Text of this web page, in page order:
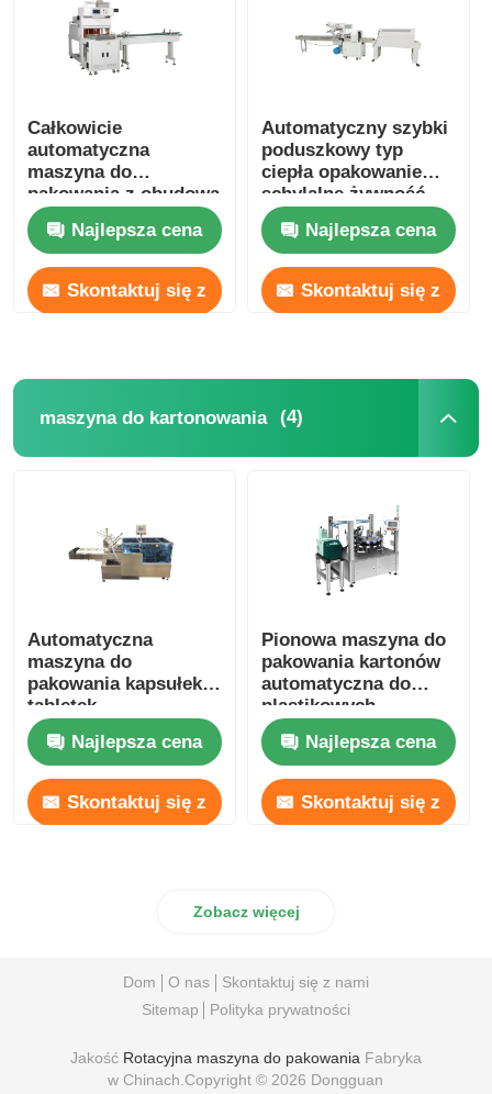
Całkowicie
automatyczna
maszyna do
pakowania z obudową
z kurczącym się
podgrzewaniem 220V
380V
Najlepsza cena
Skontaktuj się z
Automatyczny szybki
poduszkowy typ
ciepła opakowanie
schylalne żywność
napoje
Najlepsza cena
Skontaktuj się z
maszyna do kartonowania (4)
Automatyczna
maszyna do
pakowania kapsułek
tabletek
Najlepsza cena
Skontaktuj się z
Pionowa maszyna do
pakowania kartonów
automatyczna do
plastikowych
kapsułek kawy
NespressoNajlepsza cena
Skontaktuj się z
Zobacz więcej
Dom O nas
Skontaktuj się z nami
Sitemap
Polityka prywatności
Jakość Rotacyjna maszyna do pakowania Fabryka
w Chinach.Copyright © 2026 Dongguan